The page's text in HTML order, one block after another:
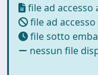
file ad accesso
file ad
file sotto
nessun file